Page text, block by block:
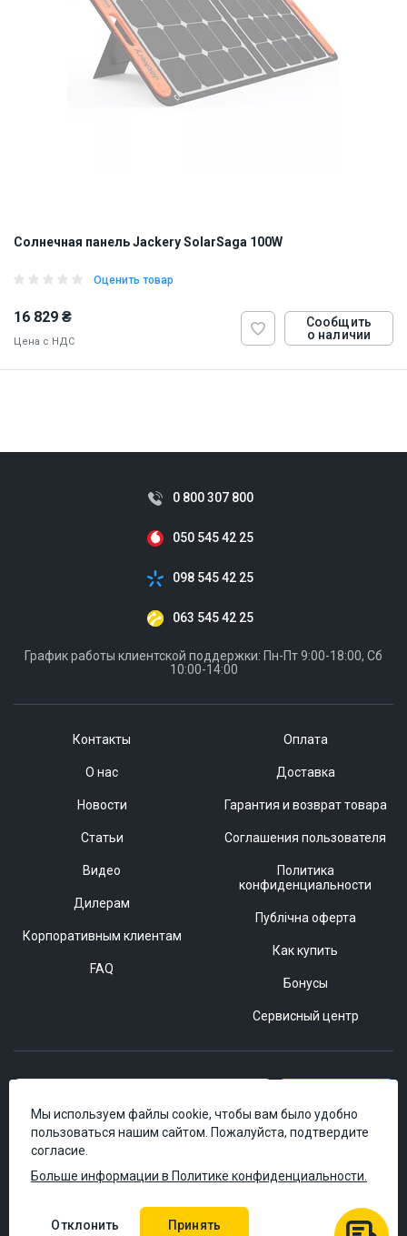
Солнечная панель Jackery SolarSaga 100W
Оценить товар
16 829 ₴
Цена с НДС
Сообщить
о наличии
Контакты
О нас
Новости
Статьи
Видео
Дилерам
Корпоративным клиентам
FAQ
Оплата
Доставка
Гарантия и возврат товара
Соглашения пользователя
Политика
конфиденциальности
Публічна оферта
Как купить
Бонусы
Сервисный центр
0 800 307 800
050 545 42 25
098 545 42 25
063 545 42 25
График работы клиентской поддержки: Пн-Пт 9:00-18:00, Сб
10:00-14:00
© 2006–2026 Masteram.
Мы используем файлы cookie, чтобы вам было удобно
пользоваться нашим сайтом. Пожалуйста, подтвердите
согласие.
Больше информации в Политике конфиденциальности.
Отклонить Принять